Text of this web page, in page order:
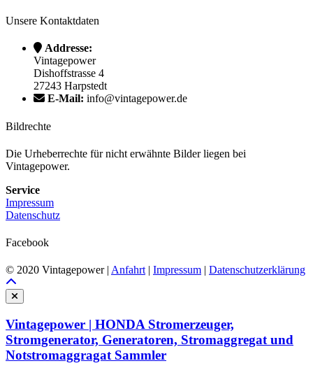
Unsere Kontaktdaten
Addresse:
Vintagepower
Dishoffstrasse 4
27243 Harpstedt
E-Mail: info@vintagepower.de
Bildrechte
Die Urheberrechte für nicht erwähnte Bilder liegen bei
Vintagepower.
Service
Impressum
Datenschutz
Facebook
© 2020 Vintagepower | Anfahrt| Impressum | Datenschutzerklärung
Vintagepower | HONDA Stromerzeuger,
Stromgenerator, Generatoren, Stromaggregat und
Notstromaggragat Sammler